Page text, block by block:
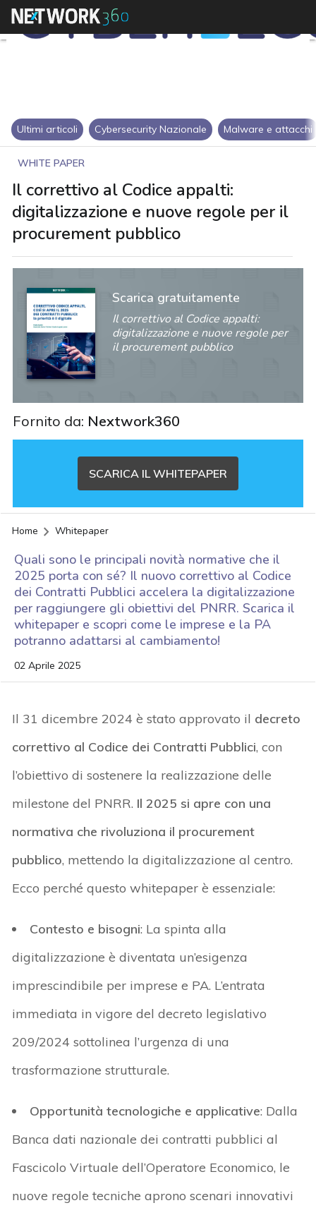
Ultimi articoli Cybersecurity Nazionale Malware e attacchi
WHITE PAPER
Il correttivo al Codice appalti:
digitalizzazione e nuove regole per il
procurement pubblico
Scarica gratuitamente
Il correttivo al Codice appalti:
digitalizzazione e nuove regole per
il procurement pubblico
Fornito da: Nextwork360
SCARICA IL WHITEPAPER
Home Whitepaper
Quali sono le principali novità normative che il
2025 porta con sé? Il nuovo correttivo al Codice
dei Contratti Pubblici accelera la digitalizzazione
per raggiungere gli obiettivi del PNRR. Scarica il
whitepaper e scopri come le imprese e la PA
potranno adattarsi al cambiamento!
02 Aprile 2025
Il 31 dicembre 2024 è stato approvato il decreto
correttivo al Codice dei Contratti Pubblici, con
l’obiettivo di sostenere la realizzazione delle
milestone del PNRR. Il 2025 si apre con una
normativa che rivoluziona il procurement
pubblico, mettendo la digitalizzazione al centro.
Ecco perché questowhitepaper è essenziale:
Contesto e bisogni: La spinta alla
digitalizzazione è diventata un’esigenza
imprescindibile per imprese e PA. L’entrata
immediata in vigore del decreto legislativo
209/2024 sottolinea l’urgenza di una
trasformazione strutturale.
Opportunità tecnologiche e applicative: Dalla
Banca dati nazionale dei contratti pubblici al
Fascicolo Virtuale dell’Operatore Economico, le
nuove regole tecniche aprono scenari innovativi